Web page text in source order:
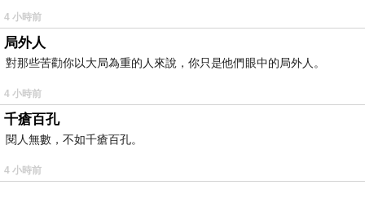
4 小時前
局外人
對那些苦勸你以大局為重的人來說，你只是他們眼中的局外人。
4 小時前
千瘡百孔
閱人無數，不如千瘡百孔。
4 小時前